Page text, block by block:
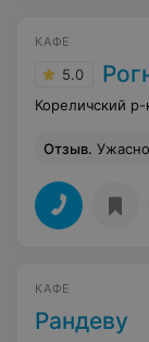
КАФЕ
5.0
Кореличский
Отзыв. Ужасное место. Обслуживание никакое. На просьбу принести
КАФЕ
Рандеву